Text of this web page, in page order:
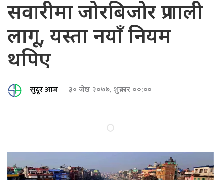
सवारीमा जोरबिजोर प्रणाली
लागू, यस्ता नयाँ नियम
थपिए
सुदूर आज ३० जेष्ठ २०७७, शुक्रबार ००:००